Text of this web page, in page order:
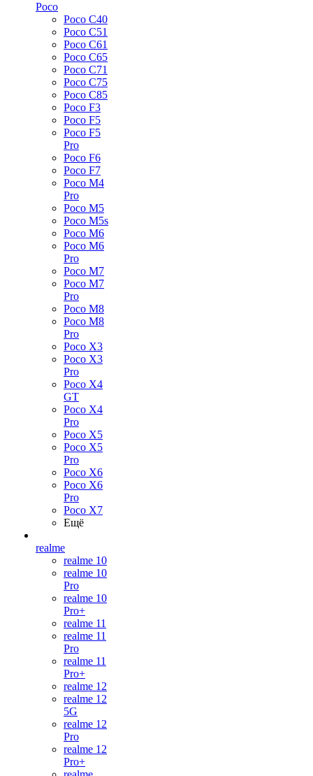
Poco
Poco C40
Poco C51
Poco C61
Poco C65
Poco C71
Poco C75
Poco C85
Poco F3
Poco F5
Poco F5
Pro
Poco F6
Poco F7
Poco M4
Pro
Poco M5
Poco M5s
Poco M6
Poco M6
Pro
Poco M7
Poco M7
Pro
Poco M8
Poco M8
Pro
Poco X3
Poco X3
Pro
Poco X4
GT
Poco X4
Pro
Poco X5
Poco X5
Pro
Poco X6
Poco X6
Pro
Poco X7
Ещё
realme
realme 10
realme 10
Pro
realme 10
Pro+
realme 11
realme 11
Pro
realme 11
Pro+
realme 12
realme 12
5G
realme 12
Pro
realme 12
Pro+